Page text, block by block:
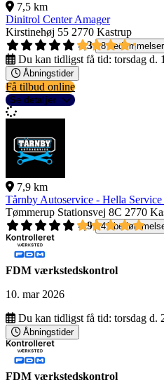
7,5 km
Dinitrol Center Amager
Kirstinehøj 55 2770 Kastrup
4,3
8 bedømmelser
Du kan tidligst få tid: torsdag d.
Åbningstider
Få tilbud online
Se detaljer
7,9 km
Tårnby Autoservice - Hella Service
Tømmerup Stationsvej 8C 2770
4,9
41
FDM værkstedskontrol
10. mar 2026
Du kan tidligst få tid: torsdag d.
Åbningstider
FDM værkstedskontrol